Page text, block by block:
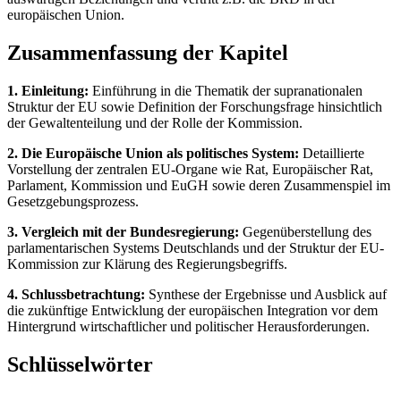
europäischen Union.
Zusammenfassung der Kapitel
1. Einleitung: Einführung in die Thematik der supranationalen
Struktur der EU sowie Definition der Forschungsfrage hinsichtlich
der Gewaltenteilung und der Rolle der Kommission.
2. Die Europäische Union als politisches System: Detaillierte
Vorstellung der zentralen EU-Organe wie Rat, Europäischer Rat,
Parlament, Kommission und EuGH sowie deren Zusammenspiel im
Gesetzgebungsprozess.
3. Vergleich mit der Bundesregierung: Gegenüberstellung des
parlamentarischen Systems Deutschlands und der Struktur der EU-
Kommission zur Klärung des Regierungsbegriffs.
4. Schlussbetrachtung: Synthese der Ergebnisse und Ausblick auf
die zukünftige Entwicklung der europäischen Integration vor dem
Hintergrund wirtschaftlicher und politischer Herausforderungen.
Schlüsselwörter